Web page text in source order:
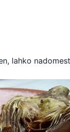
lahko